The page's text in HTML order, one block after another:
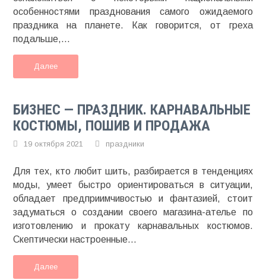
особенностями празднования самого ожидаемого
праздника на планете. Как говорится, от греха
подальше,...
Далее
БИЗНЕС — ПРАЗДНИК. КАРНАВАЛЬНЫЕ
КОСТЮМЫ, ПОШИВ И ПРОДАЖА
19 октября 2021 праздники
Для тех, кто любит шить, разбирается в тенденциях
моды, умеет быстро ориентироваться в ситуации,
обладает предприимчивостью и фантазией, стоит
задуматься о создании своего магазина-ателье по
изготовлению и прокату карнавальных костюмов.
Скептически настроенные...
Далее